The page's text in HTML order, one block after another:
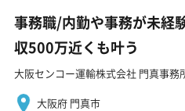
事務職/内勤や事務が未経
収500万近くも叶う
大阪センコー運輸株式会社 門真事務
大阪府 門真市